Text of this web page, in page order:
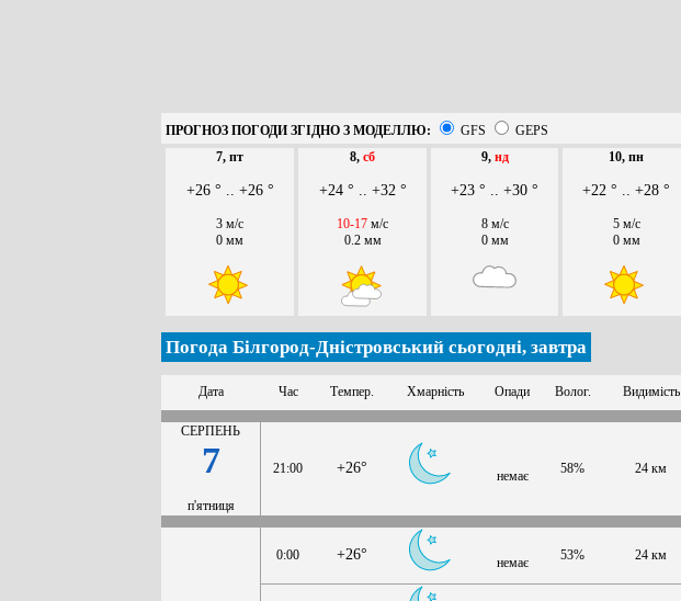
ПРОГНОЗ ПОГОДИ ЗГІДНО З МОДЕЛЛЮ: GFS
GEPS
7, пт
+26 ° .. +26 °
3 м/с
0 мм
8, сб
+24 ° .. +32 °
10-17 м/с
0.2 мм
9, нд
+23 ° .. +30 °
8 м/с
0 мм
10, пн
+22 ° .. +28 °
5 м/с
0 мм
Погода Білгород-Дністровський сьогодні, завтра
Дата Час Темпер. Хмарність Опади Волог. Видимість
СЕРПЕНЬ
7
п'ятниця
21:00 +26° немає 58% 24 км
0:00 +26° немає 53% 24 км